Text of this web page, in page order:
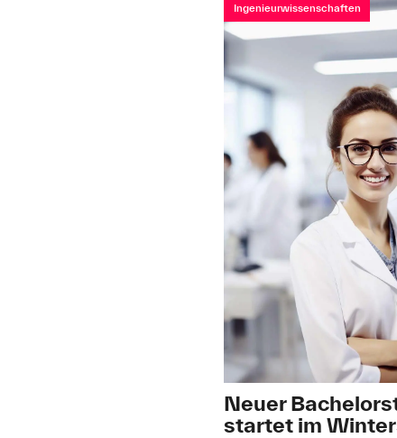
Ingenieurwissenschaften
Neuer
startet im